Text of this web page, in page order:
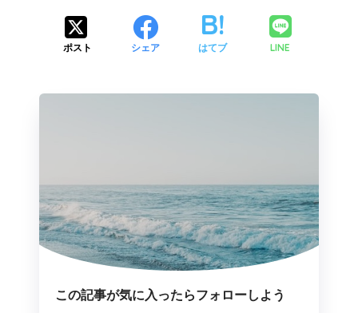
ポスト シェア はてブ LINE
この記事が気に入ったらフォローしよう